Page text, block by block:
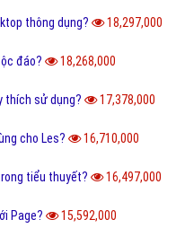
thông dụng? 18,297,000
đáo? 18,268,000
thích sử dụng? 17,378,000
cho Les? 16,710,000
tiểu thuyết? 16,497,000
Page? 15,592,000